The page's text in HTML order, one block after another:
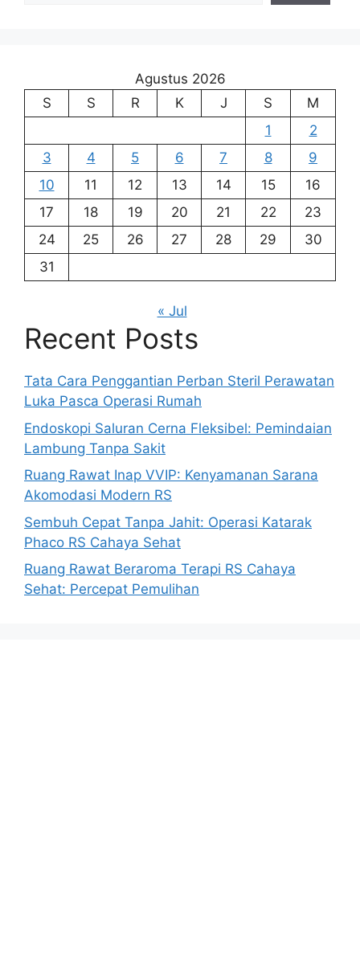
Agustus 2026
S
S R K J S
M
1
2
3
4 5 6 7 8
9
10
11 12 13 14 15
16
17
18 19 20 21 22
23
24
25 26 27 28 29
30
31
« Jul
Recent Posts
Tata Cara Penggantian Perban Steril Perawatan
Luka Pasca Operasi Rumah
Endoskopi Saluran Cerna Fleksibel: Pemindaian
Lambung Tanpa Sakit
Ruang Rawat Inap VVIP: Kenyamanan Sarana
Akomodasi Modern RS
Sembuh Cepat Tanpa Jahit: Operasi Katarak
Phaco RS Cahaya Sehat
Ruang Rawat Beraroma Terapi RS Cahaya
Sehat: Percepat Pemulihan